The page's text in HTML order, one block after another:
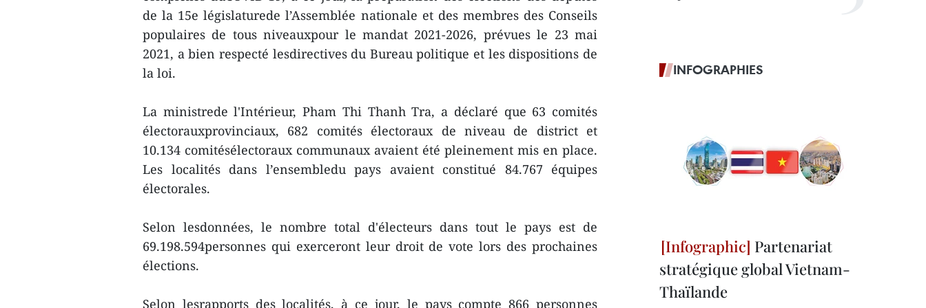
de la 15e législaturede l’Assemblée nationale et des membres des Conseils
populaires de tous niveauxpour le mandat 2021-2026, prévues le 23 mai
2021, a bien respecté lesdirectives du Bureau politique et les dispositions de
la loi.
La ministrede l'Intérieur, Pham Thi Thanh Tra, a déclaré que 63 comités
électorauxprovinciaux, 682 comités électoraux de niveau de district et
10.134 comitésélectoraux communaux avaient été pleinement mis en place.
Les localités dans l’ensembledu pays avaient constitué 84.767 équipes
électorales.
Selon lesdonnées, le nombre total d'électeurs dans tout le pays est de
69.198.594personnes qui exerceront leur droit de vote lors des prochaines
élections.
Selon lesrapports des localités, à ce jour, le pays compte 866 personnes
INFOGRAPHIES
Partenariat
stratégique global Vietnam-
Thaïlande